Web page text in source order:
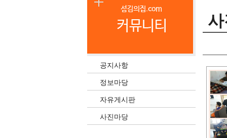
공지사항
정보마당
자유게시판
사진마당